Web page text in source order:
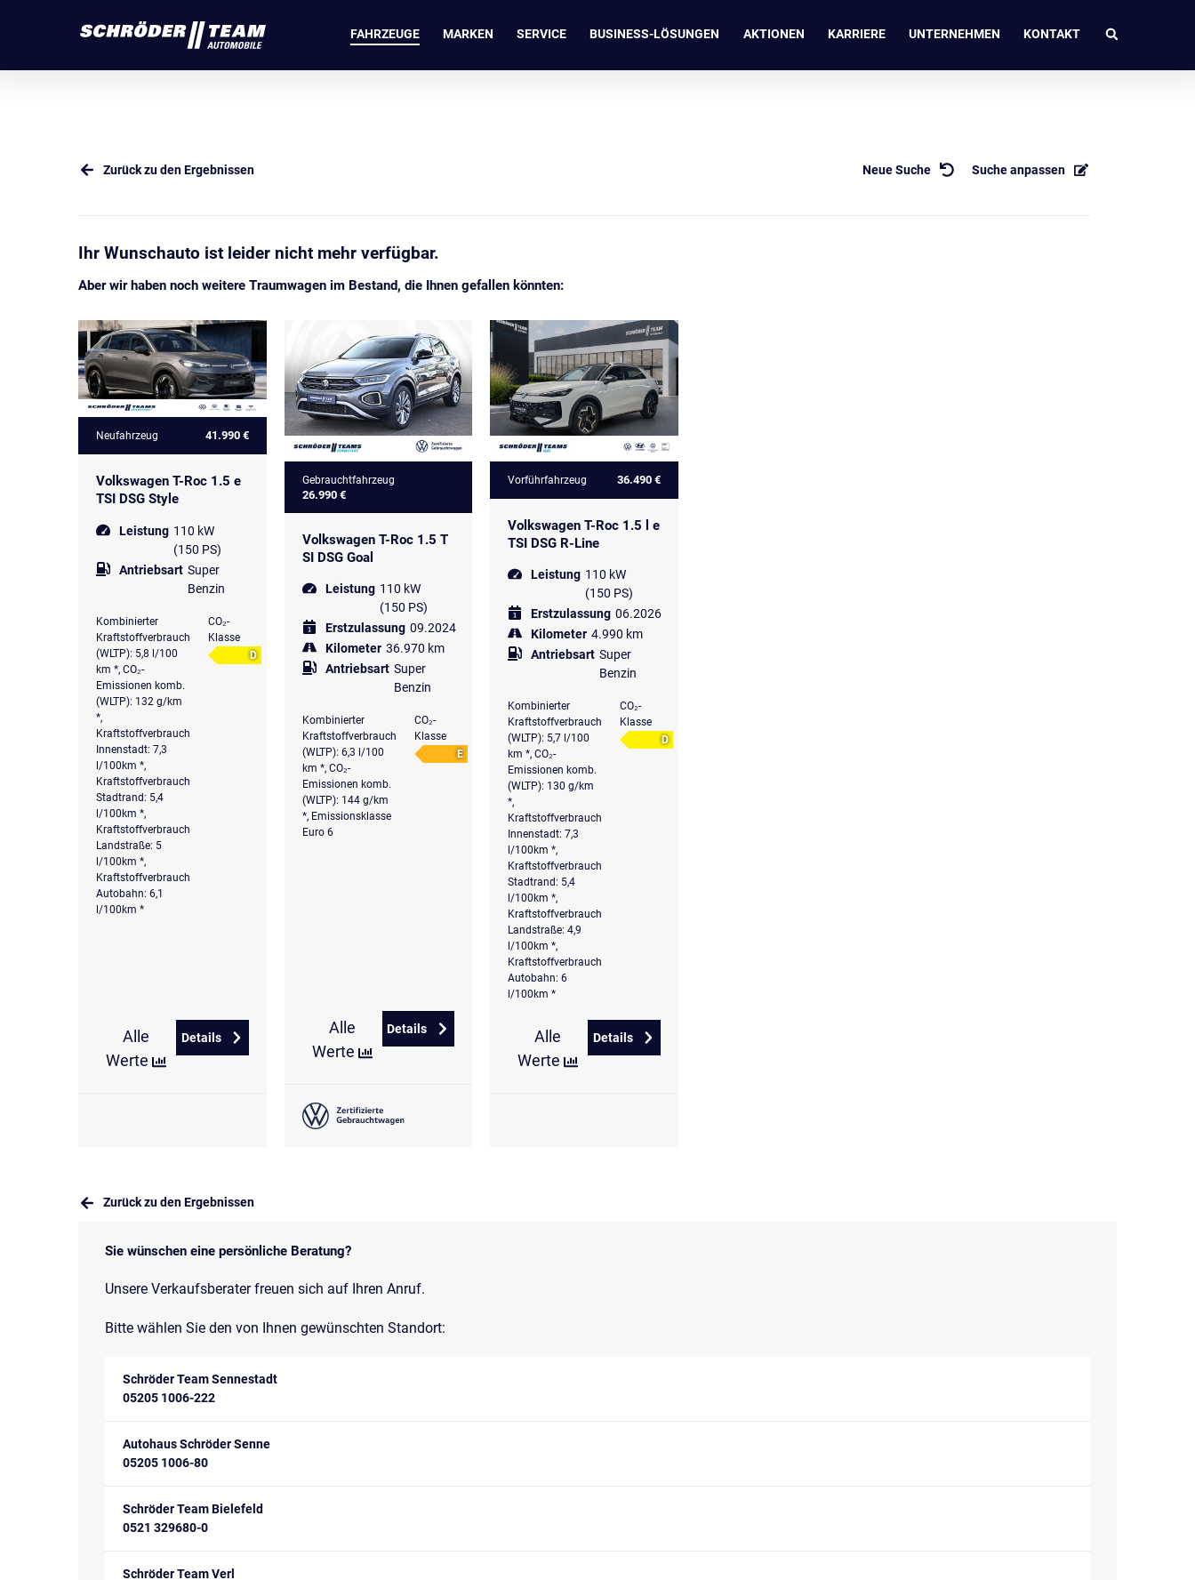
FAHRZEUGE MARKEN SERVICE BUSINESS-LÖSUNGEN AKTIONEN KARRIERE UNTERNEHMEN KONTAKT
Zurück zu den Ergebnissen Neue Suche Suche anpassen
Ihr Wunschauto ist leider nicht mehr verfügbar.
Aber wir haben noch weitere Traumwagen im Bestand, die Ihnen gefallen könnten:
Neufahrzeug 41.990 €
Volkswagen T-Roc 1.5 e
TSI DSG Style
Leistung 110 kW
(150 PS)
Antriebsart Super
Benzin
Kombinierter
Kraftstoffverbrauch
(WLTP): 5,8 l/100
km *, CO₂-
Emissionen komb.
(WLTP): 132 g/km
*,
Kraftstoffverbrauch
Innenstadt: 7,3
l/100km *,
Kraftstoffverbrauch
Stadtrand: 5,4
l/100km *,
Kraftstoffverbrauch
Landstraße: 5
l/100km *,
Kraftstoffverbrauch
Autobahn: 6,1
l/100km *
CO₂-
Klasse
D
Alle
Werte
Details
zu Volkswagen T-Roc 1.5 eTSI DSG Style
Gebrauchtfahrzeug
26.990 €
Volkswagen T-Roc 1.5 T
SI DSG Goal
Leistung 110 kW
(150 PS)
Erstzulassung 09.2024
Kilometer 36.970 km
Antriebsart Super
Benzin
Kombinierter
Kraftstoffverbrauch
(WLTP): 6,3 l/100
km *, CO₂-
Emissionen komb.
(WLTP): 144 g/km
*, Emissionsklasse
Euro 6
CO₂-
Klasse
E
Alle
Werte
Details
zu Volkswagen T-Roc 1.5 TSI DSG Goal
Vorführfahrzeug 36.490 €
Volkswagen T-Roc 1.5 l e
TSI DSG R-Line
Leistung 110 kW
(150 PS)
Erstzulassung 06.2026
Kilometer 4.990 km
Antriebsart Super
Benzin
Kombinierter
Kraftstoffverbrauch
(WLTP): 5,7 l/100
km *, CO₂-
Emissionen komb.
(WLTP): 130 g/km
*,
Kraftstoffverbrauch
Innenstadt: 7,3
l/100km *,
Kraftstoffverbrauch
Stadtrand: 5,4
l/100km *,
Kraftstoffverbrauch
Landstraße: 4,9
l/100km *,
Kraftstoffverbrauch
Autobahn: 6
l/100km *
CO₂-
Klasse
D
Alle
Werte
Details
zu Volkswagen T-Roc 1.5 l eTSI DSG R-Line
Zurück zu den Ergebnissen
Sie wünschen eine persönliche Beratung?
Unsere Verkaufsberater freuen sich auf Ihren Anruf.
Bitte wählen Sie den von Ihnen gewünschten Standort:
Schröder Team Sennestadt
05205 1006-222
Autohaus Schröder Senne
05205 1006-80
Schröder Team Bielefeld
0521 329680-0
Schröder Team Verl